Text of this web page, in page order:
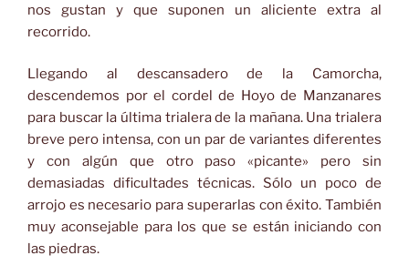
nos gustan y que suponen un aliciente extra al
recorrido.
Llegando al descansadero de la Camorcha,
descendemos por el cordel de Hoyo de Manzanares
para buscar la última trialera de la mañana. Una trialera
breve pero intensa, con un par de variantes diferentes
y con algún que otro paso «picante» pero sin
demasiadas dificultades técnicas. Sólo un poco de
arrojo es necesario para superarlas con éxito. También
muy aconsejable para los que se están iniciando con
las piedras.